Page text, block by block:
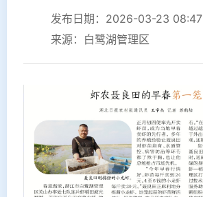
发布日期：2026-03-23 08:47
来源：白鹭湖管理区